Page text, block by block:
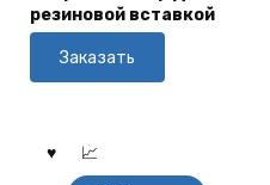
резиновой вставкой
Заказать